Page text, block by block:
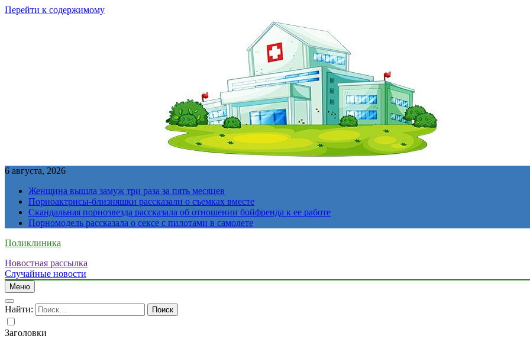
Перейти к содержимому
6 августа, 2026
Женщина вышла замуж три раза за пять месяцев
Порноактрисы-близняшки рассказали о съемках вместе
Скандальная порнозвезда рассказала об отношении бойфренда к ее работе
Порномодель рассказала о сексе с пилотами в самолете
Поликлиника
Новостная рассылка
Случайные новости
Меню
Найти:
Заголовки